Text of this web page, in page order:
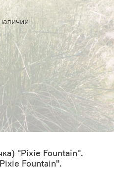
"Pixie Fountain".
Fountain".